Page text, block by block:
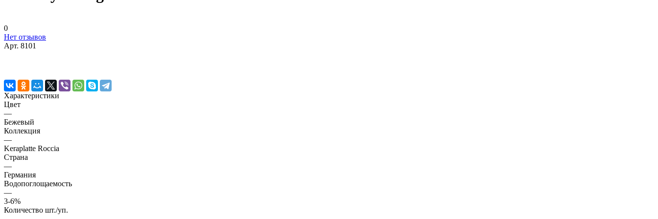
0
Нет отзывов
Арт. 8101
Характеристики
Цвет
—
Бежевый
Коллекция
—
Keraplatte Roccia
Страна
—
Германия
Водопоглощаемость
—
3-6%
Количество шт./уп.